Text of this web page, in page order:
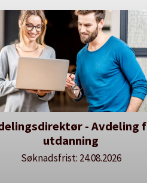
Dekan for Fakultet for
lærerutdanning og kunst- og
kulturfag